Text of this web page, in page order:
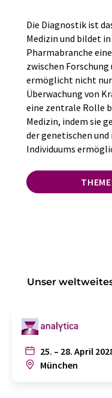
Die Diagnostik ist
Medizin und bildet
Pharmabranche
zwischen
ermöglicht nicht
Überwachung von
eine zentrale Rolle
Medizin, indem sie
der genetischen
Individuums
Unser
25. – 28. April
München